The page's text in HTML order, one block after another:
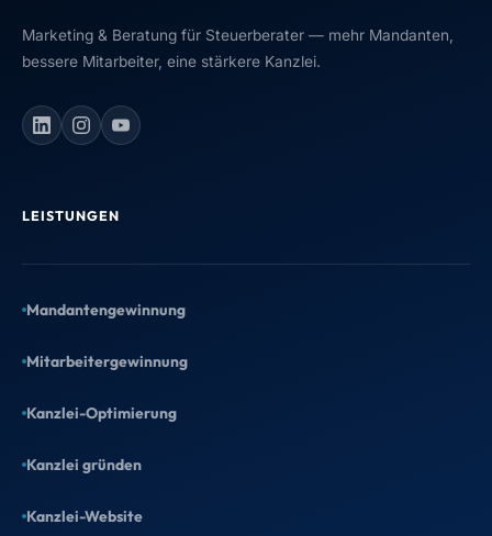
Marketing & Beratung für Steuerberater — mehr Mandanten,
bessere Mitarbeiter, eine stärkere Kanzlei.
LEISTUNGEN
Mandantengewinnung
Mitarbeitergewinnung
Kanzlei-Optimierung
Kanzlei gründen
Kanzlei-Website